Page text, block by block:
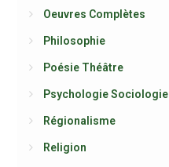
Oeuvres Complètes
Philosophie
Poésie Théâtre
Psychologie Sociologie
Régionalisme
Religion